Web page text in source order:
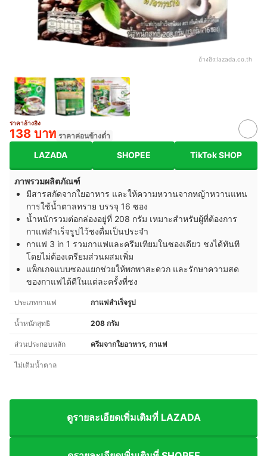
อ้างอิง:lazada.co.th
ราคาอ้างอิง
138 บาท ราคาค่อนข้างต่ำ
LAZADA SHOPEE TikTok SHOP
ภาพรวมผลิตภัณฑ์
มีสารสกัดจากใยอาหาร และให้ความหวานจากหญ้าหวานแทน
การใช้น้ำตาลทราย บรรจุ 16 ซอง
น้ำหนักรวมต่อกล่องอยู่ที่ 208 กรัม เหมาะสำหรับผู้ที่ต้องการ
กาแฟสำเร็จรูปไว้ชงดื่มเป็นประจำ
กาแฟ 3 in 1 รวมกาแฟและครีมเทียมในซองเดียว ชงได้ทันที
โดยไม่ต้องเตรียมส่วนผสมเพิ่ม
แพ็กเกจแบบซองแยกช่วยให้พกพาสะดวก และรักษาความสด
ของกาแฟได้ดีในแต่ละครั้งที่ชง
ประเภทกาแฟ กาแฟสำเร็จรูป
น้ำหนักสุทธิ 208 กรัม
ส่วนประกอบหลัก ครีมจากใยอาหาร, กาแฟ
ไม่เติมน้ำตาล
ดูรายละเอียดเพิ่มเติมที่ LAZADA